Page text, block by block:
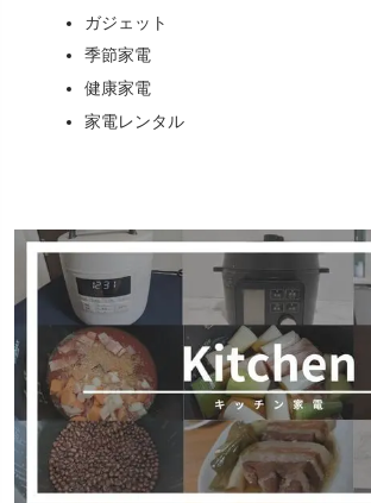
ガジェット
季節家電
健康家電
家電レンタル